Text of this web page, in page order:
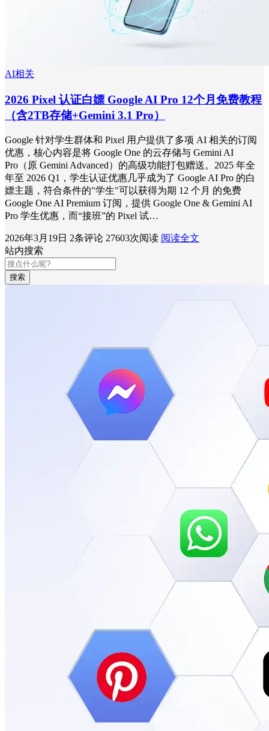
AI相关
2026 Pixel 认证白嫖 Google AI Pro 12个月免费教程
（含2TB存储+Gemini 3.1 Pro）
Google 针对学生群体和 Pixel 用户提供了多项 AI 相关的订阅
优惠，核心内容是将 Google One 的云存储与 Gemini AI
Pro（原 Gemini Advanced）的高级功能打包赠送。2025 年全
年至 2026 Q1，学生认证优惠几乎成为了 Google AI Pro 的白
嫖主题，符合条件的"学生"可以获得为期 12 个月 的免费
Google One AI Premium 订阅，提供 Google One & Gemini AI
Pro 学生优惠，而“接班”的 Pixel 试…
2026年3月19日 2条评论 27603次阅读 阅读全文
站内搜索
搜索